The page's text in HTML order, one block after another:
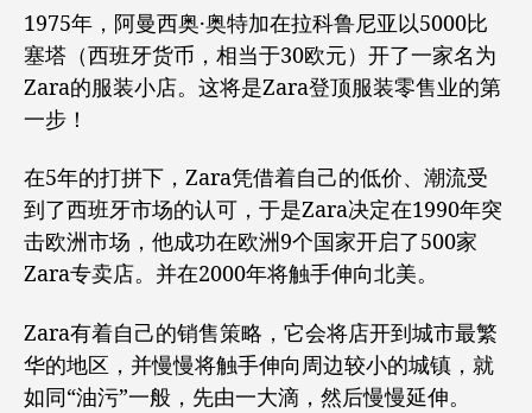
1975年，阿曼西奥·奥特加在拉科鲁尼亚以5000比
塞塔（西班牙货币，相当于30欧元）开了一家名为
Zara的服装小店。这将是Zara登顶服装零售业的第
一步！
在5年的打拼下，Zara凭借着自己的低价、潮流受
到了西班牙市场的认可，于是Zara决定在1990年突
击欧洲市场，他成功在欧洲9个国家开启了500家
Zara专卖店。并在2000年将触手伸向北美。
Zara有着自己的销售策略，它会将店开到城市最繁
华的地区，并慢慢将触手伸向周边较小的城镇，就
如同“油污”一般，先由一大滴，然后慢慢延伸。